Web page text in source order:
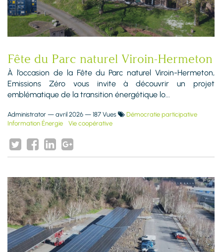
Fête du Parc naturel Viroin-Hermeton
À l’occasion de la Fête du Parc naturel Viroin-Hermeton,
Emissions Zéro vous invite à découvrir un projet
emblématique de la transition énergétique lo...
Administrator — avril 2026 — 187 Vues
Démocratie participative
Information Énergie
Vie coopérative